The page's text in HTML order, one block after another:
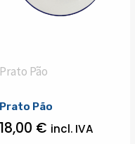
Prato Pão
Prato Pão
18,00 € incl. IVA